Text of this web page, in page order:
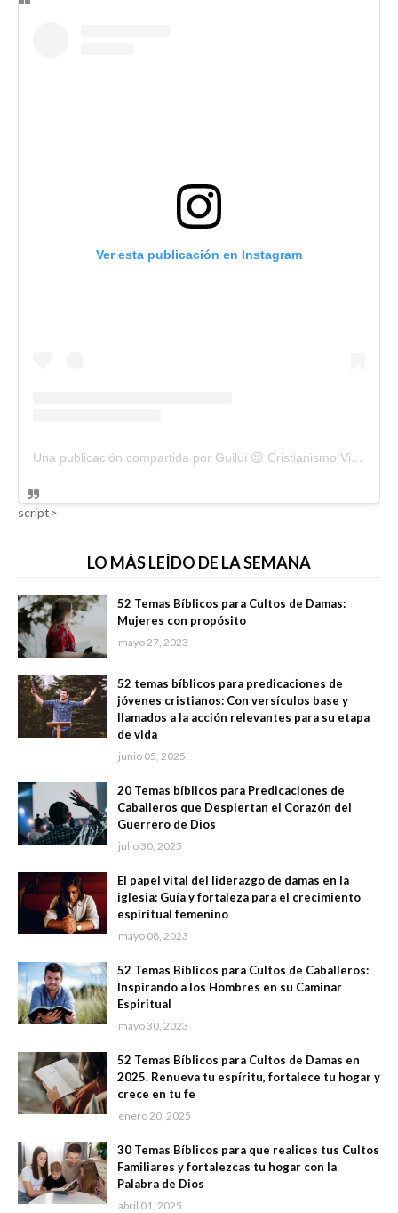
Ver esta publicación en Instagram
Una publicación compartida por Guilui 😉 Cristianismo Viral (@guiluiviral)
script>
LO MÁS LEÍDO DE LA SEMANA
52 Temas Bíblicos para Cultos de Damas:
Mujeres con propósito
mayo 27, 2023
52 temas bíblicos para predicaciones de
jóvenes cristianos: Con versículos base y
llamados a la acción relevantes para su etapa
de vida
junio 05, 2025
20 Temas bíblicos para Predicaciones de
Caballeros que Despiertan el Corazón del
Guerrero de Dios
julio 30, 2025
El papel vital del liderazgo de damas en la
iglesia: Guía y fortaleza para el crecimiento
espiritual femenino
mayo 08, 2023
52 Temas Bíblicos para Cultos de Caballeros:
Inspirando a los Hombres en su Caminar
Espiritual
mayo 30, 2023
52 Temas Bíblicos para Cultos de Damas en
2025. Renueva tu espíritu, fortalece tu hogar y
crece en tu fe
enero 20, 2025
30 Temas Bíblicos para que realices tus Cultos
Familiares y fortalezcas tu hogar con la
Palabra de Dios
abril 01, 2025